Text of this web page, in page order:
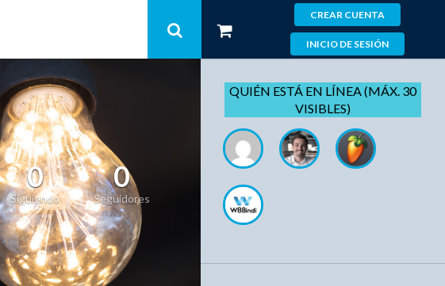
CREAR CUENTA
INICIO DE SESIÓN
0
Siguiendo
0
Seguidores
QUIÉN ESTÁ EN LÍNEA (MÁX. 30
VISIBLES)